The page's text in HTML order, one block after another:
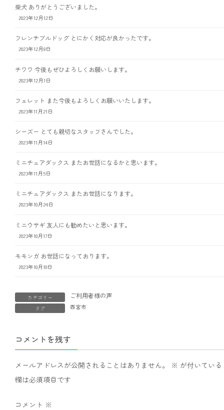
柴犬 ありがとうございました。
2023年12月12日
フレンチブルドッグ とにかく対応が良かったです。
2023年12月8日
チワワ 今後もぜひよろしくお願いします。
2023年12月1日
フェレット また今後もよろしくお願いいたします。
2023年11月21日
シーズー とても親切なスタッフさんでした。
2023年11月14日
ミニチュアダックス またお世話になるかと思います。
2023年11月5日
ミニチュアダックス またお世話になります。
2023年10月24日
ミニウサギ 友人にも勧めたいと思います。
2023年10月17日
モモンガ お世話になっております。
2023年10月10日
カテゴリー ご利用者様の声
タグ 西宮市
コメントを残す
メールアドレスが公開されることはありません。 ※ が付いている
欄は必須項目です
コメント ※